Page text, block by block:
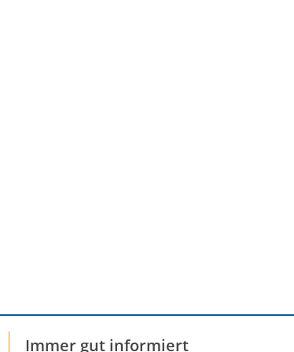
Immer gut informiert